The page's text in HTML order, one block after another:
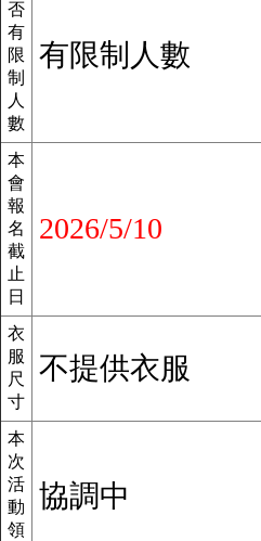
否
有
限
制
人
數
有限制人數
本
會
報
名
截
止
日
2026/5/10
衣
服
尺
寸
不提供衣服
本
次
活
動
領
協調中